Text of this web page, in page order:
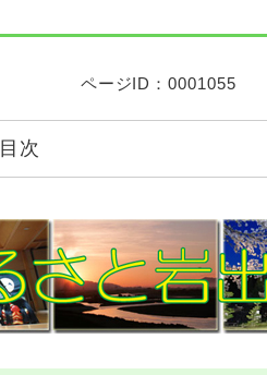
ページID：0001055
次